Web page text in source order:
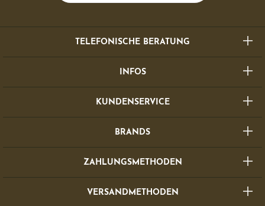
TELEFONISCHE BERATUNG
INFOS
KUNDENSERVICE
BRANDS
ZAHLUNGSMETHODEN
VERSANDMETHODEN